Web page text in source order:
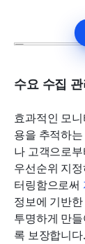
수요 수집
효과적인 모
용을 추적하
나 고객으로
우선순위 지
터링함으로써
정보에 기반
투명하게 만
록 보장합니다.